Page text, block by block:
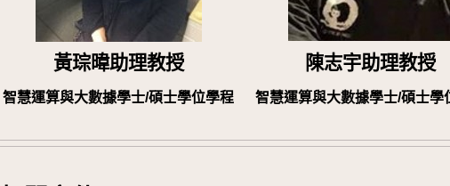
黃琮暐 助理教授 陳志宇 助理教授
智慧運算與大數據學士/碩士學位學程 智慧運算與大數據學士/碩士學